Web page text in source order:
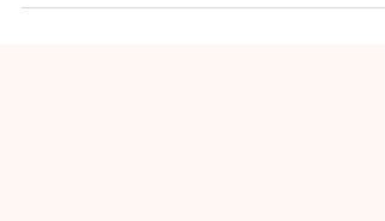
kutsal imajını kabullenmeyip, alternatif yollar arıyorlar.